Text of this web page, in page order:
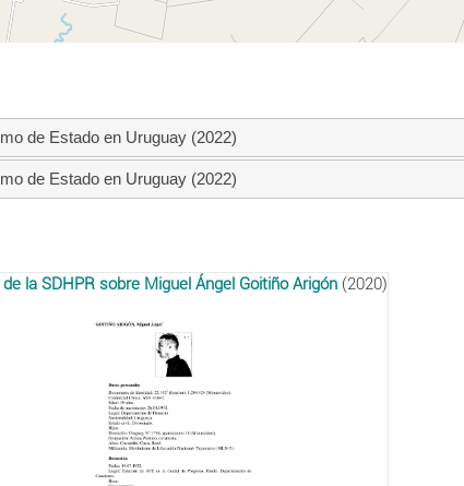
de Estado en Uruguay (2022)
de Estado en Uruguay (2022)
de la SDHPR sobre Miguel Ángel Goitiño Arigón(2020)